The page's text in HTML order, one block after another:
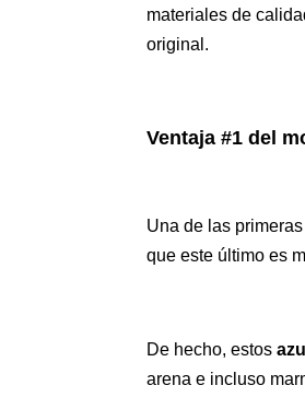
materiales de
original.
Ventaja #1 del
Una de las
que este último es
De hecho, estos
arena e incluso